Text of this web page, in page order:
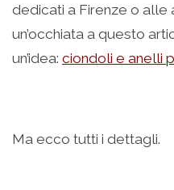
dedicati a Firenze o
un’occhiata a questo
un’idea: ciondoli e anelli
Ma ecco tutti i dettagli.